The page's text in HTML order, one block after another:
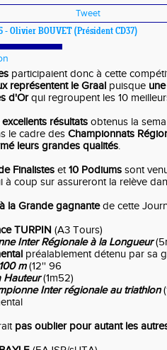
Tweet
- Olivier BOUVET (Président CD37)
participaient donc à cette
représentent le Graal puisque
d'Orqui regroupent les 10
résultats obtenus la
le cadre des Championnats
leurs grandes qualités.
Finalistes et10 Podiums sont
à coup sur assureront la relève
la Grande gagnantede cette
TURPIN (A3 Tours)
Inter Régionale à la Longueur
préalablement détenu par sa
m(12'' 96
Hauteur(1m52)
Inter régionale au triathlon
pas oublier pour autant les